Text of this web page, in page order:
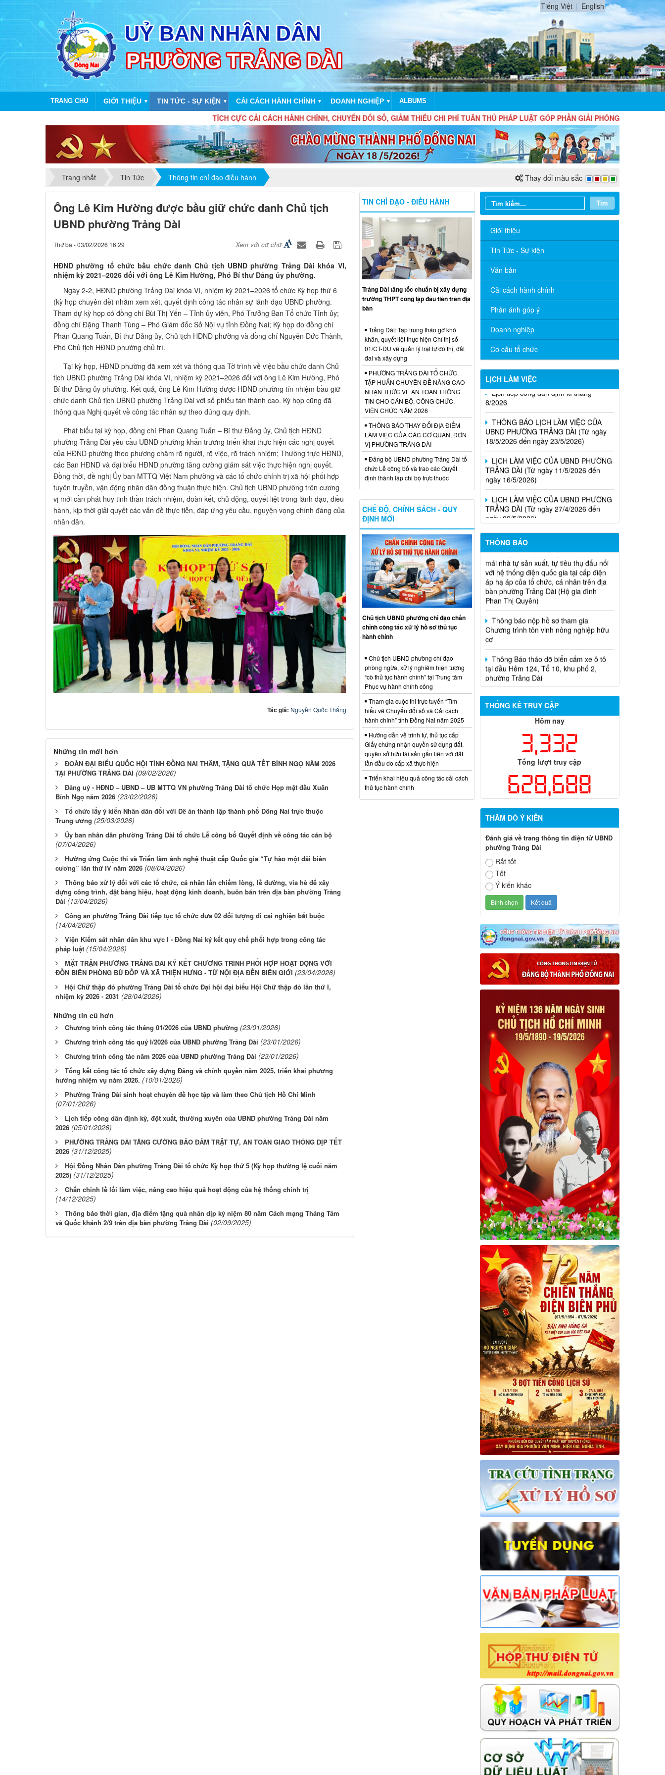
Tiếng Việt English
TRANG CHỦ GIỚI THIỆU ▼ TIN TỨC - SỰ KIỆN ▼ CẢI CÁCH HÀNH CHÍNH ▼ DOANH NGHIỆP ▼ ALBUMS
TÍCH CỰC CẢI CÁCH HÀNH CHÍNH, CHUYỂN ĐỔI SỐ, GIẢM THIỂU CHI PHÍ TUÂN THỦ PHÁP LUẬT GÓP PHẦN GIẢI PHÓNG NGUỒN LỰC, ĐỒNG
Trang nhất Tin Tức Thông tin chỉ đạo điều hành Thay đổi màu sắc
Ông Lê Kim Hường được bầu giữ chức danh Chủ tịch
UBND phường Trảng Dài
Thứ ba - 03/02/2026 16:29 Xem với cỡ chữ
HĐND phường tổ chức bầu chức danh Chủ tịch UBND phường Trảng Dài khóa VI,
nhiệm kỳ 2021–2026 đối với ông Lê Kim Hường, Phó Bí thư Đảng ủy phường.
Ngày 2-2, HĐND phường Trảng Dài khóa VI, nhiệm kỳ 2021–2026 tổ chức Kỳ họp thứ 6
(kỳ họp chuyên đề) nhằm xem xét, quyết định công tác nhân sự lãnh đạo UBND phường.
Tham dự kỳ họp có đồng chí Bùi Thị Yến – Tỉnh ủy viên, Phó Trưởng Ban Tổ chức Tỉnh ủy;
đồng chí Đặng Thanh Tùng – Phó Giám đốc Sở Nội vụ tỉnh Đồng Nai; Kỳ họp do đồng chí
Phan Quang Tuấn, Bí thư Đảng ủy, Chủ tịch HĐND phường và đồng chí Nguyễn Đức Thành,
Phó Chủ tịch HĐND phường chủ trì.
Tại kỳ họp, HĐND phường đã xem xét và thông qua Tờ trình về việc bầu chức danh Chủ
tịch UBND phường Trảng Dài khóa VI, nhiệm kỳ 2021–2026 đối với ông Lê Kim Hường, Phó
Bí thư Đảng ủy phường. Kết quả, ông Lê Kim Hường được HĐND phường tín nhiệm bầu giữ
chức danh Chủ tịch UBND phường Trảng Dài với số phiếu tán thành cao. Kỳ họp cũng đã
thông qua Nghị quyết về công tác nhân sự theo đúng quy định.
Phát biểu tại kỳ họp, đồng chí Phan Quang Tuấn – Bí thư Đảng ủy, Chủ tịch HĐND
phường Trảng Dài yêu cầu UBND phường khẩn trương triển khai thực hiện các nghị quyết
của HĐND phường theo phương châm rõ người, rõ việc, rõ trách nhiệm; Thường trực HĐND,
các Ban HĐND và đại biểu HĐND phường tăng cường giám sát việc thực hiện nghị quyết.
Đồng thời, đề nghị Ủy ban MTTQ Việt Nam phường và các tổ chức chính trị xã hội phối hợp
tuyên truyền, vận động nhân dân đồng thuận thực hiện. Chủ tịch UBND phường trên cương
vị mới cần phát huy tinh thần trách nhiệm, đoàn kết, chủ động, quyết liệt trong lãnh đạo, điều
hành, kịp thời giải quyết các vấn đề thực tiễn, đáp ứng yêu cầu, nguyện vọng chính đáng của
nhân dân.
Tác giả: Nguyễn Quốc Thắng
Những tin mới hơn
ĐOÀN ĐẠI BIỂU QUỐC HỘI TỈNH ĐỒNG NAI THĂM, TẶNG QUÀ TẾT BÍNH NGỌ NĂM 2026
TẠI PHƯỜNG TRẢNG DÀI (09/02/2026)
Đảng uỷ - HĐND – UBND – UB MTTQ VN phường Trảng Dài tổ chức Họp mặt đầu Xuân
Bính Ngọ năm 2026 (23/02/2026)
Tổ chức lấy ý kiến Nhân dân đối với Đề án thành lập thành phố Đồng Nai trực thuộc
Trung ương (25/03/2026)
Ủy ban nhân dân phường Trảng Dài tổ chức Lễ công bố Quyết định về công tác cán bộ
(07/04/2026)
Hưởng ứng Cuộc thi và Triển lãm ảnh nghệ thuật cấp Quốc gia “Tự hào một dải biên
cương” lần thứ IV năm 2026 (08/04/2026)
Thông báo xử lý đối với các tổ chức, cá nhân lấn chiếm lòng, lề đường, vỉa hè để xây
dựng công trình, đặt bảng hiệu, hoạt động kinh doanh, buôn bán trên địa bàn phường Trảng
Dài (13/04/2026)
Công an phường Trảng Dài tiếp tục tổ chức đưa 02 đối tượng đi cai nghiện bắt buộc
(14/04/2026)
Viện Kiểm sát nhân dân khu vực I - Đồng Nai ký kết quy chế phối hợp trong công tác
pháp luật (15/04/2026)
MẶT TRẬN PHƯỜNG TRẢNG DÀI KÝ KẾT CHƯƠNG TRÌNH PHỐI HỢP HOẠT ĐỘNG VỚI
ĐỒN BIÊN PHÒNG BÙ ĐỐP VÀ XÃ THIỆN HƯNG - TỪ NỘI ĐỊA ĐẾN BIÊN GIỚI (23/04/2026)
Hội Chữ thập đỏ phường Trảng Dài tổ chức Đại hội đại biểu Hội Chữ thập đỏ lần thứ I,
nhiệm kỳ 2026 - 2031 (28/04/2026)
Những tin cũ hơn
Chương trình công tác tháng 01/2026 của UBND phường (23/01/2026)
Chương trình công tác quý I/2026 của UBND phường Trảng Dài (23/01/2026)
Chương trình công tác năm 2026 của UBND phường Trảng Dài (23/01/2026)
Tổng kết công tác tổ chức xây dựng Đảng và chính quyền năm 2025, triển khai phương
hướng nhiệm vụ năm 2026. (10/01/2026)
Phường Trảng Dài sinh hoạt chuyên đề học tập và làm theo Chủ tịch Hồ Chí Minh
(07/01/2026)
Lịch tiếp công dân định kỳ, đột xuất, thường xuyên của UBND phường Trảng Dài năm
2026 (05/01/2026)
PHƯỜNG TRẢNG DÀI TĂNG CƯỜNG BẢO ĐẢM TRẬT TỰ, AN TOÀN GIAO THÔNG DỊP TẾT
2026 (31/12/2025)
Hội Đồng Nhân Dân phường Trảng Dài tổ chức Kỳ họp thứ 5 (Kỳ họp thường lệ cuối năm
2025) (31/12/2025)
Chấn chỉnh lề lối làm việc, nâng cao hiệu quả hoạt động của hệ thống chính trị
(14/12/2025)
Thông báo thời gian, địa điểm tặng quà nhân dịp kỷ niệm 80 năm Cách mạng Tháng Tám
và Quốc khánh 2/9 trên địa bàn phường Trảng Dài (02/09/2025)
Tìm
Giới thiệu
Tin Tức - Sự kiện
Văn bản
Cải cách hành chính
Phản ánh góp ý
Doanh nghiệp
Cơ cấu tổ chức
LỊCH LÀM VIỆC
Lịch tiếp công dân định kì tháng
8/2026
THÔNG BÁO LỊCH LÀM VIỆC CỦA
UBND PHƯỜNG TRẢNG DÀI (Từ ngày
18/5/2026 đến ngày 23/5/2026)
LỊCH LÀM VIỆC CỦA UBND PHƯỜNG
TRẢNG DÀI (Từ ngày 11/5/2026 đến
ngày 16/5/2026)
LỊCH LÀM VIỆC CỦA UBND PHƯỜNG
TRẢNG DÀI (Từ ngày 27/4/2026 đến
ngày 02/5/2026)
THÔNG BÁO
Thông Báo lắp đặt nguồn điện mặt trời
mái nhà tự sản xuất, tự tiêu thụ đấu nối
với hệ thống điện quốc gia tại cấp điện
áp hạ áp của tổ chức, cá nhân trên địa
bàn phường Trảng Dài (Hộ gia đình
Phan Thị Quyên)
Thông báo nộp hồ sơ tham gia
Chương trình tôn vinh nông nghiệp hữu
cơ
Thông Báo tháo dỡ biển cấm xe ô tô
tại đầu Hẻm 124, Tổ 10, khu phố 2,
phường Trảng Dài
Thông Báo nộp hồ sơ trúng tuyển viên
chức Trung tâm Dịch vụ tổng hợp
phường Trảng Dài
THỐNG KÊ TRUY CẬP
Hôm nay
3,332
Tổng lượt truy cập
628,688
THĂM DÒ Ý KIẾN
Đánh giá về trang thông tin điện tử UBND
phường Trảng Dài
Rất tốt
Tốt
Ý kiến khác
TIN CHỈ ĐẠO - ĐIỀU HÀNH
Trảng Dài tăng tốc chuẩn bị xây dựng
trường THPT công lập đầu tiên trên địa
bàn
Trảng Dài: Tập trung tháo gỡ khó
khăn, quyết liệt thực hiện Chỉ thị số
01/CT-ĐU về quản lý trật tự đô thị, đất
đai và xây dựng
PHƯỜNG TRẢNG DÀI TỔ CHỨC
TẬP HUẤN CHUYÊN ĐỀ NÂNG CAO
NHẬN THỨC VỀ AN TOÀN THÔNG
TIN CHO CÁN BỘ, CÔNG CHỨC,
VIÊN CHỨC NĂM 2026
THÔNG BÁO THAY ĐỔI ĐỊA ĐIỂM
LÀM VIỆC CỦA CÁC CƠ QUAN, ĐƠN
VỊ PHƯỜNG TRẢNG DÀI
Đảng bộ UBND phường Trảng Dài tổ
chức Lễ công bố và trao các Quyết
định thành lập chi bộ trực thuộc
CHẾ ĐỘ, CHÍNH SÁCH - QUY
ĐỊNH MỚI
Chủ tịch UBND phường chỉ đạo chấn
chỉnh công tác xử lý hồ sơ thủ tục
hành chính
Chủ tịch UBND phường chỉ đạo
phòng ngừa, xử lý nghiêm hiện tượng
“cò thủ tục hành chính” tại Trung tâm
Phục vụ hành chính công
Tham gia cuộc thi trực tuyến “Tìm
hiểu về Chuyển đổi số và Cải cách
hành chính” tỉnh Đồng Nai năm 2025
Hướng dẫn về trình tự, thủ tục cấp
Giấy chứng nhận quyền sử dụng đất,
quyền sở hữu tài sản gắn liền với đất
lần đầu do cấp xã thực hiện
Triển khai hiệu quả công tác cải cách
thủ tục hành chính